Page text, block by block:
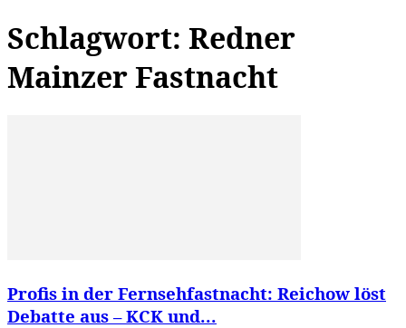
Schlagwort: Redner
Mainzer Fastnacht
Profis in der Fernsehfastnacht: Reichow löst
Debatte aus – KCK und...